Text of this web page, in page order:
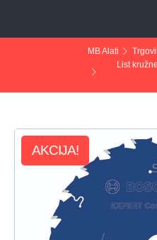
MB Alati
List
AKCIJA!